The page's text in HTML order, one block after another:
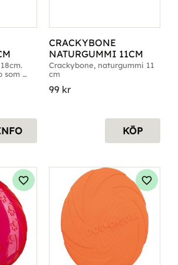
som
CRACKYBONE
NATURGUMMI 11CM
Crackybone, naturgummi 11
cm
99 kr
KÖP
Lägg till i favoriter Lägg